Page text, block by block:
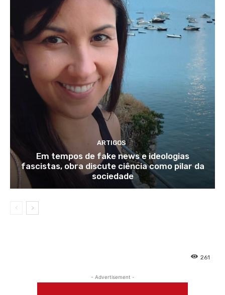
ARTIGOS
Em tempos de fake news e ideologias
fascistas, obra discute ciência como pilar da
sociedade
261
- Advertisement -